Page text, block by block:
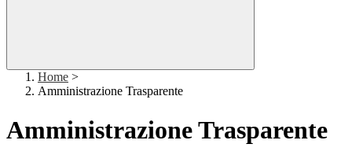
Home >
Amministrazione Trasparente
Amministrazione Trasparente